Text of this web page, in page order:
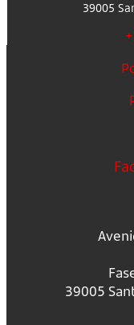
39005
39005